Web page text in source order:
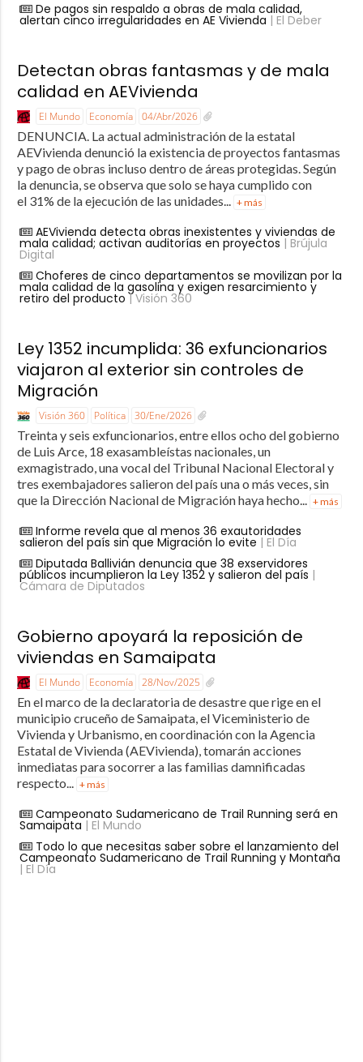
De pagos sin respaldo a obras de mala calidad,
alertan cinco irregularidades en AE Vivienda | El Deber
Detectan obras fantasmas y de mala
calidad en AEVivienda
El Mundo Economía 04/Abr/2026
DENUNCIA. La actual administración de la estatal
AEVivienda denunció la existencia de proyectos fantasmas
y pago de obras incluso dentro de áreas protegidas. Según
la denuncia, se observa que solo se haya cumplido con
el 31% de la ejecución de las unidades... + más
AEVivienda detecta obras inexistentes y viviendas de
mala calidad; activan auditorías en proyectos | Brújula
Digital
Choferes de cinco departamentos se movilizan por la
mala calidad de la gasolina y exigen resarcimiento y
retiro del producto | Visión 360
Ley 1352 incumplida: 36 exfuncionarios
viajaron al exterior sin controles de
Migración
Visión 360 Política 30/Ene/2026
Treinta y seis exfuncionarios, entre ellos ocho del gobierno
de Luis Arce, 18 exasambleístas nacionales, un
exmagistrado, una vocal del Tribunal Nacional Electoral y
tres exembajadores salieron del país una o más veces, sin
que la Dirección Nacional de Migración haya hecho... + más
Informe revela que al menos 36 exautoridades
salieron del país sin que Migración lo evite | El Día
Diputada Ballivián denuncia que 38 exservidores
públicos incumplieron la Ley 1352 y salieron del país |
Cámara de Diputados
Gobierno apoyará la reposición de
viviendas en Samaipata
El Mundo Economía 28/Nov/2025
En el marco de la declaratoria de desastre que rige en el
municipio cruceño de Samaipata, el Viceministerio de
Vivienda y Urbanismo, en coordinación con la Agencia
Estatal de Vivienda (AEVivienda), tomarán acciones
inmediatas para socorrer a las familias damnificadas
respecto... + más
Campeonato Sudamericano de Trail Running será en
Samaipata | El Mundo
Todo lo que necesitas saber sobre el lanzamiento del
Campeonato Sudamericano de Trail Running y Montaña
| El Día